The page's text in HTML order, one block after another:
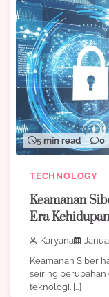
5 min read 0
TECHNOLOGY
Keamanan
Era
Karyana
Keamanan Siber
seiring perubahan
teknologi. […]